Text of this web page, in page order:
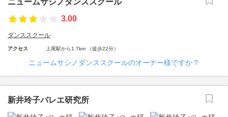
ニュームサシノダンススクール
3.00
ダンススクール
アクセス 上尾駅から1.7km （徒歩22分）
ニュームサシノダンススクールのオーナー様ですか？
新井玲子バレエ研究所